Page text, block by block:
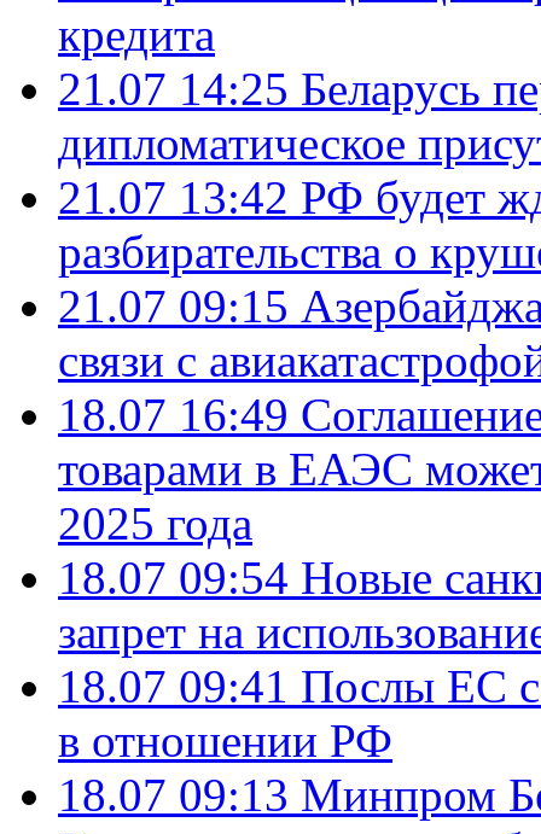
кредита
21.07 14:25 Беларусь
дипломатическое
21.07 13:42 РФ будет
разбирательства о
21.07 09:15
связи с
18.07 16:49
товарами в ЕАЭС
2025 года
18.07 09:54 Новые
запрет на
18.07 09:41 Послы ЕС
в отношении РФ
18.07 09:13 Минпром